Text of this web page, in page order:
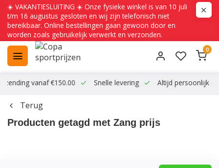
☀️ VAKANTIESLUITING ☀️ Onze fysieke winkel is van 10 juli
t/m 16 augustus gesloten en wij zijn telefonisch niet
bereikbaar. Online bestellingen gaan gewoon door en
worden zoals gebruikelijk verwerkt en verzonden.
0
vanaf €150.00 Snelle levering Altijd persoonlijk
Terug
Producten getagd met Zang prijs